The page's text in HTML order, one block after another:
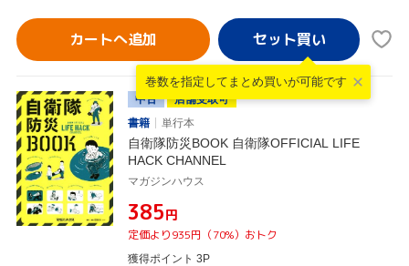
カートへ追加
巻数を指定して まとめ買いが可能です
中古
店舗受取可
書籍
単行本
自衛隊防災BOOK 自衛隊OFFICIAL LIFE
HACK CHANNEL
マガジンハウス
¥385円
定価より935円（70%）おトク
獲得ポイント 3P